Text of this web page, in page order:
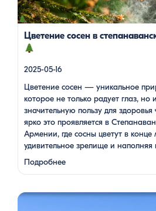
дендропарк: жемчужина Лорийской
Степанаванский дендропарк, также
Цветение сосен в
2025-05-16
Цветение сосен — уникальное
которое не только радует глаз, но
значительную пользу для
ярко это проявляется в
Армении, где сосны цветут в конце
удивительное зрелище и наполняя
веществами.
Лорийской области
Подробнее
Одна из туристок, вдохновившись